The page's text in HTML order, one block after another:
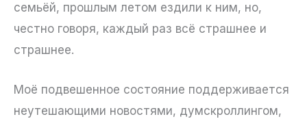
семьёй, прошлым летом ездили к ним, но,
честно говоря, каждый раз всё страшнее и
страшнее.
Моё подвешенное состояние поддерживается
неутешающими новостями, думскроллингом,